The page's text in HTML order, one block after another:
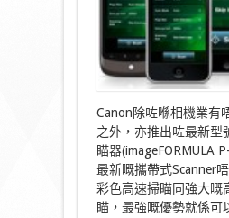
Canon除咗喺相機業有
之外，亦推出咗最新型
瞄器(imageFORMULA
最新嘅攜帶式Scanner
彩色高速掃瞄同強大嘅
瞄，最強嘅優勢就係可